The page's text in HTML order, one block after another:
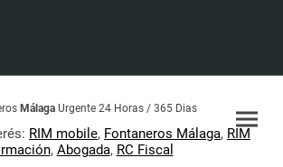
Málaga Urgente 24 Horas / 365 Dias
RIM mobile, Fontaneros Málaga, RIM
, Abogada, RC Fiscal